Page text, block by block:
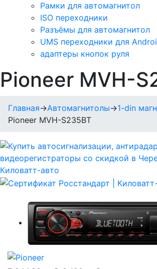
Рамки для автомагнитол
ISO переходники
Разъёмы для автомагнитол
UMS переходники для
адаптеры кнопок руля
Pioneer MVH-
Главная→Автомагнитолы→1-din
Pioneer MVH-S235BT